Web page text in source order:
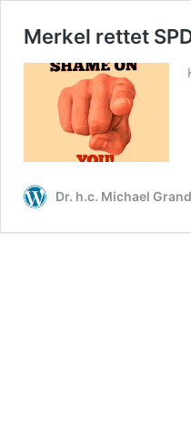
Merkel rettet
Dr. h.c. Michael